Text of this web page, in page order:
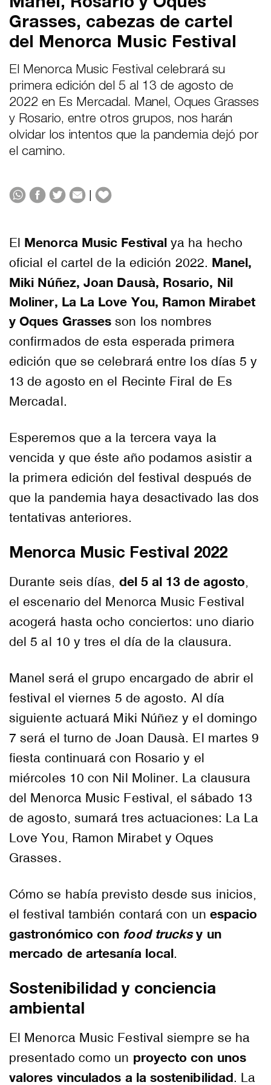
Manel, Rosario y Oques
Grasses, cabezas de cartel
del Menorca Music Festival
El Menorca Music Festival celebrará su
primera edición del 5 al 13 de agosto de
2022 en Es Mercadal. Manel, Oques Grasses
y Rosario, entre otros grupos, nos harán
olvidar los intentos que la pandemia dejó por
el camino.
|
El Menorca Music Festival ya ha hecho
oficial el cartel de la edición 2022. Manel,
Miki Núñez, Joan Dausà, Rosario, Nil
Moliner, La La Love You, Ramon Mirabet
y Oques Grasses son los nombres
confirmados de esta esperada primera
edición que se celebrará entre los días 5 y
13 de agosto en el Recinte Firal de Es
Mercadal.
Esperemos que a la tercera vaya la
vencida y que éste año podamos asistir a
la primera edición del festival después de
que la pandemia haya desactivado las dos
tentativas anteriores.
Menorca Music Festival 2022
Durante seis días, del 5 al 13 de agosto,
el escenario del Menorca Music Festival
acogerá hasta ocho conciertos: uno diario
del 5 al 10 y tres el día de la clausura.
Manel será el grupo encargado de abrir el
festival el viernes 5 de agosto. Al día
siguiente actuará Miki Núñez y el domingo
7 será el turno de Joan Dausà. El martes 9
fiesta continuará con Rosario y el
miércoles 10 con Nil Moliner. La clausura
del Menorca Music Festival, el sábado 13
de agosto, sumará tres actuaciones: La La
Love You, Ramon Mirabet y Oques
Grasses.
Cómo se había previsto desde sus inicios,
el festival también contará con un espacio
gastronómico con food trucksy un
mercado de artesanía local.
Sostenibilidad y conciencia
ambiental
El Menorca Music Festival siempre se ha
presentado como un proyecto con unos
valores vinculados a la sostenibilidad. La